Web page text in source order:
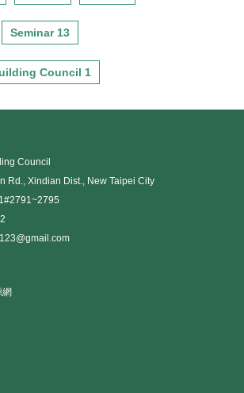
Seminar 13
Council 1
Council
Rd., Xindian Dist., New Taipei City
網